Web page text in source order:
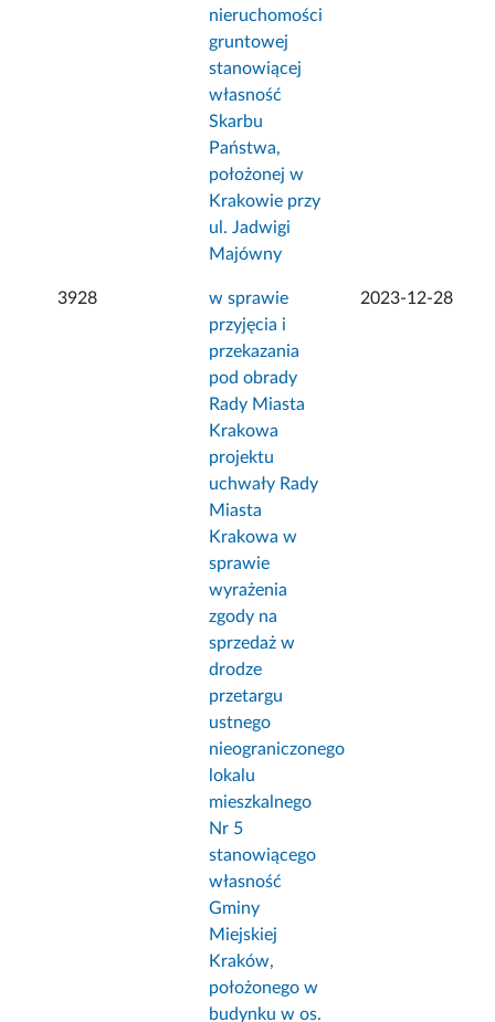
nieruchomości
gruntowej
stanowiącej
własność
Skarbu
Państwa,
położonej w
Krakowie przy
ul. Jadwigi
Majówny
3928
w sprawie
przyjęcia i
przekazania
pod obrady
Rady Miasta
Krakowa
projektu
uchwały Rady
Miasta
Krakowa w
sprawie
wyrażenia
zgody na
sprzedaż w
drodze
przetargu
ustnego
nieograniczonego
lokalu
mieszkalnego
Nr 5
stanowiącego
własność
Gminy
Miejskiej
Kraków,
położonego w
budynku w os.
2023-12-28